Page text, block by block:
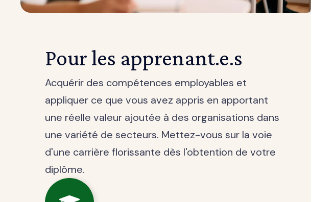
Pour les apprenant.e.s
Acquérir des compétences employables et
appliquer ce que vous avez appris en apportant
une réelle valeur ajoutée à des organisations dans
une variété de secteurs. Mettez-vous sur la voie
d'une carrière florissante dès l'obtention de votre
diplôme.